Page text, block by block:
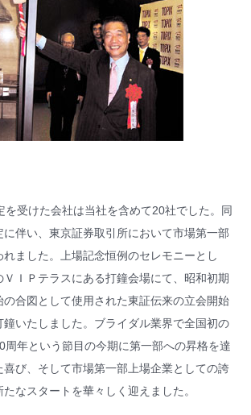
© WATABE WEDDING.
を受けた会社は当社を含めて20社でした。同
に伴い、東京証券取引所において市場第一部
ました。上場記念恒例のセレモニーとし
ＶＩＰテラスにある打鐘会場にて、昭和初期
の合図として使用された東証伝来の立会開始
いたしました。ブライダル業界で全国初の
周年という節目の今期に第一部への昇格を達
喜び、そして市場第一部上場企業としての誇
なスタートを華々しく迎えました。